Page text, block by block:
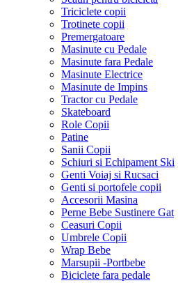
Triciclete copii
Trotinete copii
Premergatoare
Masinute cu Pedale
Masinute fara Pedale
Masinute Electrice
Masinute de Impins
Tractor cu Pedale
Skateboard
Role Copii
Patine
Sanii Copii
Schiuri si Echipament Ski
Genti Voiaj si Rucsaci
Genti si portofele copii
Accesorii Masina
Perne Bebe Sustinere Gat
Ceasuri Copii
Umbrele Copii
Wrap Bebe
Marsupii -Portbebe
Biciclete fara pedale